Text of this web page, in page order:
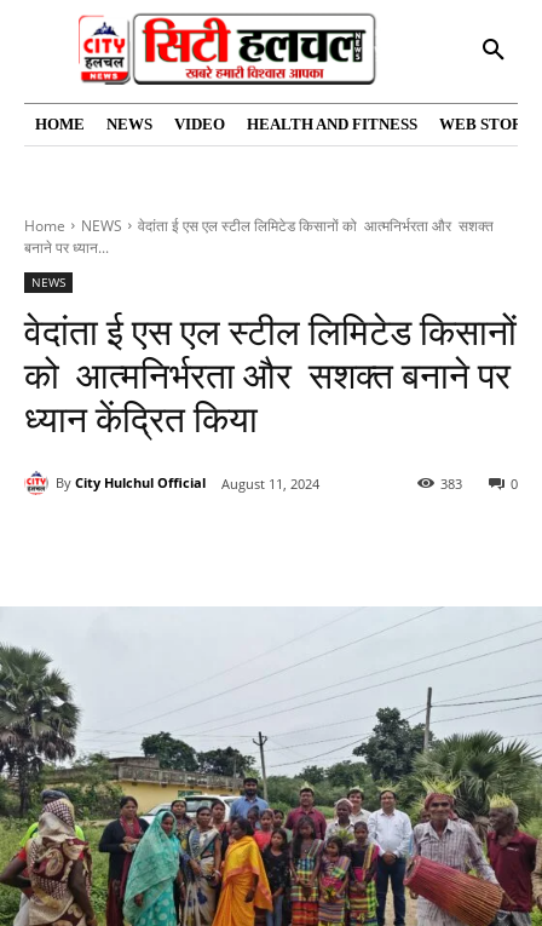
HOME NEWS VIDEO HEALTH AND FITNESS WEB
Home NEWS
वेदांता ई एस एल स्टील लिमिटेड किसानों को आत्मनिर्भरता और सशक्त
बनाने पर ध्यान...
NEWS
वेदांता ई एस एल स्टील लिमिटेड किसानों
को आत्मनिर्भरता और सशक्त बनाने पर
ध्यान केंद्रित किया
By City Hulchul Official August 11, 2024 0
383